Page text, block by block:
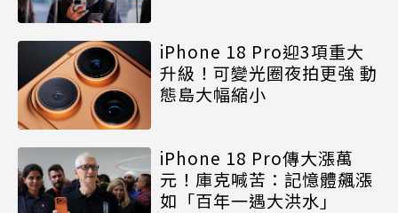
iPhone 18 Pro迎3項重大
升級！可變光圈夜拍更強 動
態島大幅縮小
iPhone 18 Pro傳大漲萬
元！庫克喊苦：記憶體飆漲
如「百年一遇大洪水」